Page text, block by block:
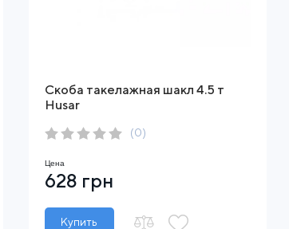
Скоба такелажная шакл 4.5 т
Husar
(0)
Цена
628 грн
Купить